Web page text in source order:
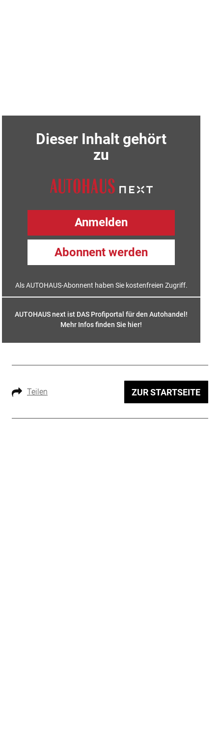
Dieser Inhalt gehört
zu
Anmelden
Abonnent werden
Als AUTOHAUS-Abonnent haben Sie kostenfreien Zugriff.
AUTOHAUS next ist DAS Profiportal für den Autohandel!
Mehr Infos finden Sie hier!
Teilen ZUR STARTSEITE